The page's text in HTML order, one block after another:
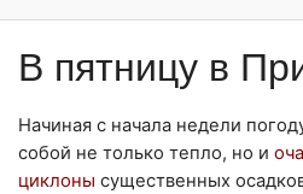
В пятницу в
Начиная с начала недели
собой не только тепло, но и
циклоны существенных